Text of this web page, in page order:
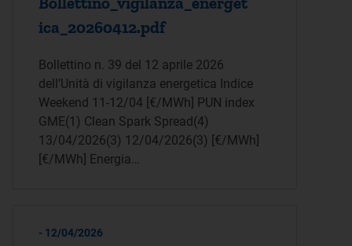
ica_20260412.pdf
Bollettino n. 39 del 12 aprile 2026
dell’Unità di vigilanza energetica Indice
Weekend 11-12/04 [€/MWh] PUN index
GME(1) Clean Spark Spread(4)
13/04/2026(3) 12/04/2026(3) [€/MWh]
[€/MWh] Energia…
- 12/04/2026